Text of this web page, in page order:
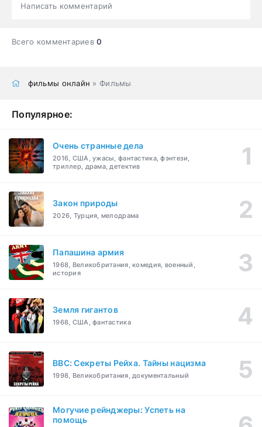
Написать комментарий
Всего комментариев0
фильмы онлайн » Фильмы
Популярное:
Очень странные дела
2016, США, ужасы, фантастика, фэнтези,
триллер, драма, детектив
Закон природы
2026, Турция, мелодрама
Папашина армия
1968, Великобритания, комедия, военный,
история
Земля гигантов
1968, США, фантастика
BBC: Секреты Рейха. Тайны нацизма
1998, Великобритания, документальный
Могучие рейнджеры: Успеть на
помощь